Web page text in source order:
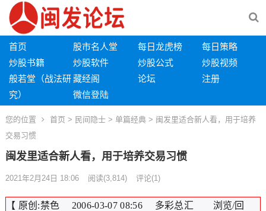
首页 股市名人堂 每日龙虎榜
每日策略
炒股书籍
炒股软件 炒股公式
炒股视频
般若堂（战法研
究）
藏经阁 论坛
注册
微信登陆
您的位置 首页 > 民间隐士> 单篇经典 > 闽发里适合新人看，用于培养
交易习惯
闽发里适合新人看，用于培养交易习惯
2021年2月24日 18:06 阅读(3,814) 评论(1)
【 原创:禁色 2006-03-07 08:56 多彩总汇 浏览/回